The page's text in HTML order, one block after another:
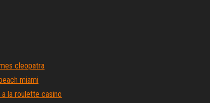
cleopatra
miami
la roulette casino